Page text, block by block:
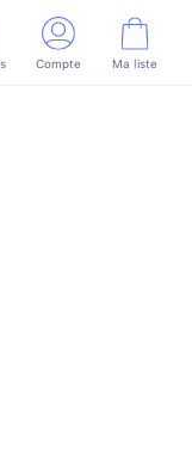
Compte Ma liste